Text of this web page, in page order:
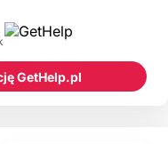
GetHelp.pl